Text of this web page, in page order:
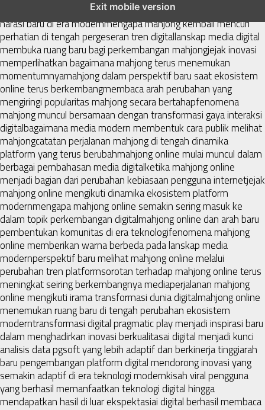
Exit mobile version
dari komunitas hingga platform mahjong membangun
narasi baru di era modernmengapa mahjong kembali mencuri
perhatian di tengah pergeseran tren digitallanskap media digital
membuka ruang baru bagi perkembangan mahjongjejak inovasi
memperlihatkan bagaimana mahjong terus menemukan
momentumnyamahjong dalam perspektif baru saat ekosistem
online terus berkembangmembaca arah perubahan yang
mengiringi popularitas mahjong secara bertahapfenomena
mahjong muncul bersamaan dengan transformasi gaya interaksi
digitalbagaimana media modern membentuk cara publik melihat
mahjongcatatan perjalanan mahjong di tengah dinamika
platform yang terus berubahmahjong online mulai muncul dalam
berbagai pembahasan media digitalketika mahjong online
menjadi bagian dari perubahan kebiasaan pengguna internetjejak
mahjong online mengikuti dinamika ekosistem platform
modernmengapa mahjong online semakin sering masuk ke
dalam topik perkembangan digitalmahjong online dan arah baru
pembentukan komunitas di era teknologifenomena mahjong
online memberikan warna berbeda pada lanskap media
modernperspektif baru melihat mahjong online melalui
perubahan tren platformsorotan terhadap mahjong online terus
meningkat seiring berkembangnya mediaperjalanan mahjong
online mengikuti irama transformasi dunia digitalmahjong online
menemukan ruang baru di tengah perubahan ekosistem
moderntransformasi digital pragmatic play menjadi inspirasi baru
dalam menghadirkan inovasi berkualitasai digital menjadi kunci
analisis data pgsoft yang lebih adaptif dan berkinerja tinggiarah
baru pengembangan platform digital mendorong inovasi yang
semakin adaptif di era teknologi modernkisah viral pengguna
yang berhasil memanfaatkan teknologi digital hingga
mendapatkan hasil di luar ekspektasiai digital berhasil membaca